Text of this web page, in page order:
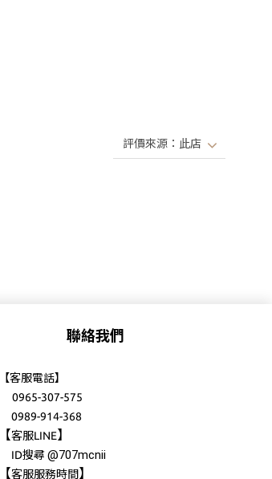
聯絡我們
【客服電話】
0965-307-575
0989-914-368
【客服LINE】
ID搜尋@707mcnii
【客服服務時間 】